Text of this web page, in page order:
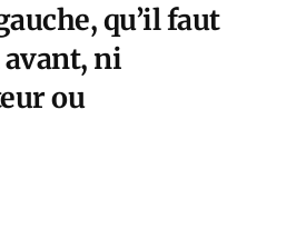
qu’il faut
ni
ou